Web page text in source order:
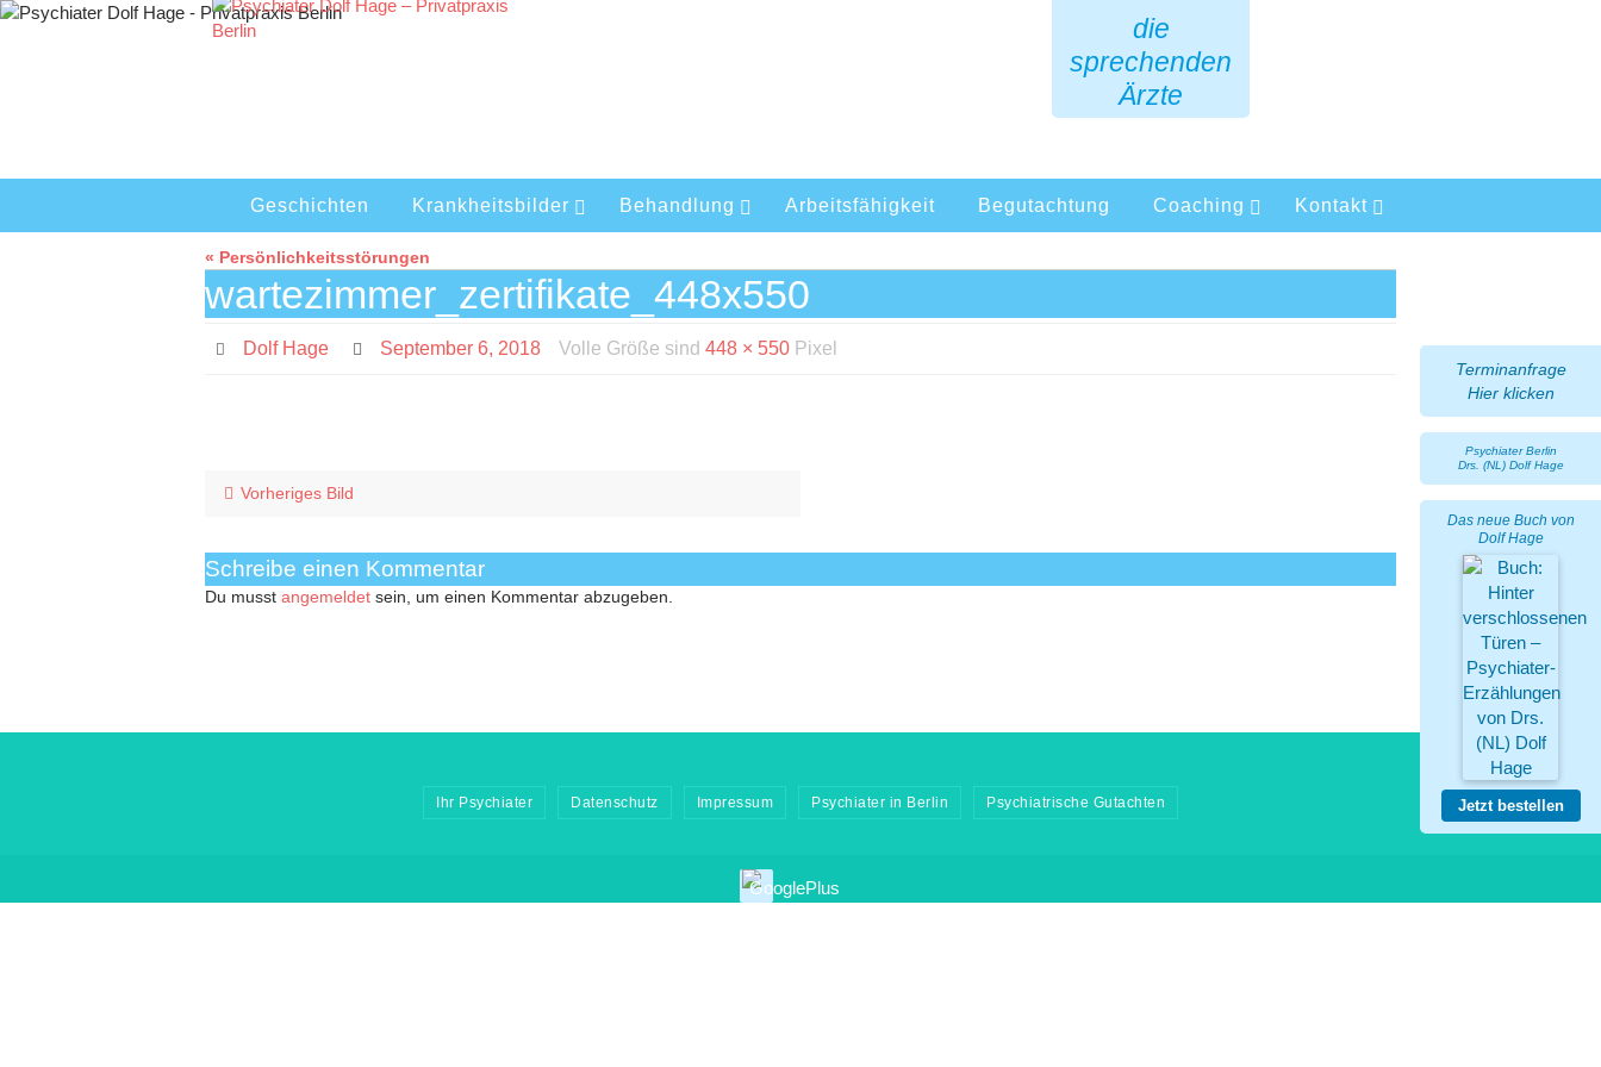
Zum
die
sprechenden
Ärzte
springen
Geschichten Krankheitsbilder Behandlung Arbeitsfähigkeit Begutachtung Coaching Kontakt
Terminanfrage
Hier klicken
Psychiater Berlin
Drs. (NL) Dolf Hage
Das neue Buch von
Dolf Hage
Jetzt bestellen
« Persönlichkeitsstörungen
wartezimmer_zertifikate_448x550
Dolf Hage September 6, 2018 Volle Größe sind448 × 550 Pixel
Vorheriges Bild
Schreibe einen Kommentar
Du musst angemeldet sein, um einen Kommentar abzugeben.
Ihr Psychiater Datenschutz Impressum Psychiater in Berlin Psychiatrische Gutachten